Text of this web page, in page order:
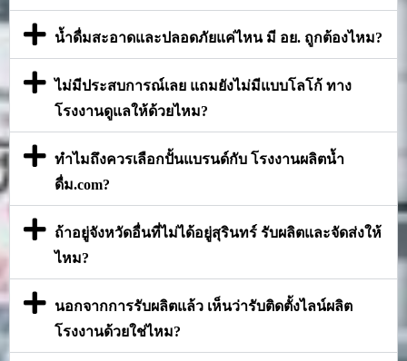
น้ำดื่มสะอาดและปลอดภัยแค่ไหน มี อย. ถูกต้องไหม?
ไม่มีประสบการณ์เลย แถมยังไม่มีแบบโลโก้ ทาง
โรงงานดูแลให้ด้วยไหม?
ทำไมถึงควรเลือกปั้นแบรนด์กับ โรงงานผลิตน้ำ
ดื่ม.com?
ถ้าอยู่จังหวัดอื่นที่ไม่ได้อยู่สุรินทร์ รับผลิตและจัดส่งให้
ไหม?
นอกจากการรับผลิตแล้ว เห็นว่ารับติดตั้งไลน์ผลิต
โรงงานด้วยใช่ไหม?